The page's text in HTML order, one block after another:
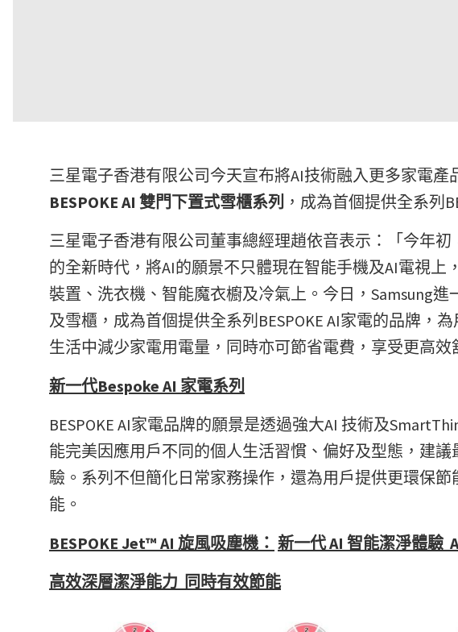
三星電子香港有限公司今天宣布將AI技術融入更多家電產
BESPOKE AI 雙門下置式雪櫃系列 ，成為首個提供全系列
三星電子香港有限公司董事總經理趙依音表示：「今年初
的全新時代，將AI的願景不只體現在智能手機及AI電視
裝置、洗衣機、智能魔衣櫥及冷氣上。今日，Samsung進
及雪櫃，成為首個提供全系列BESPOKE AI家電的品牌，
生活中減少家電用電量，同時亦可節省電費，享受更高效
新一代Bespoke AI 家電系列
BESPOKE AI家電品牌的願景是透過強大AI 技術及
能完美因應用戶不同的個人生活習慣、偏好及型態，建
驗。系列不但簡化日常家務操作，還為用戶提供更環保
能。
BESPOKE Jet™ AI 旋風吸塵機： 新一代AI 智能潔淨體驗
高效深層潔淨能力 同時有效節能